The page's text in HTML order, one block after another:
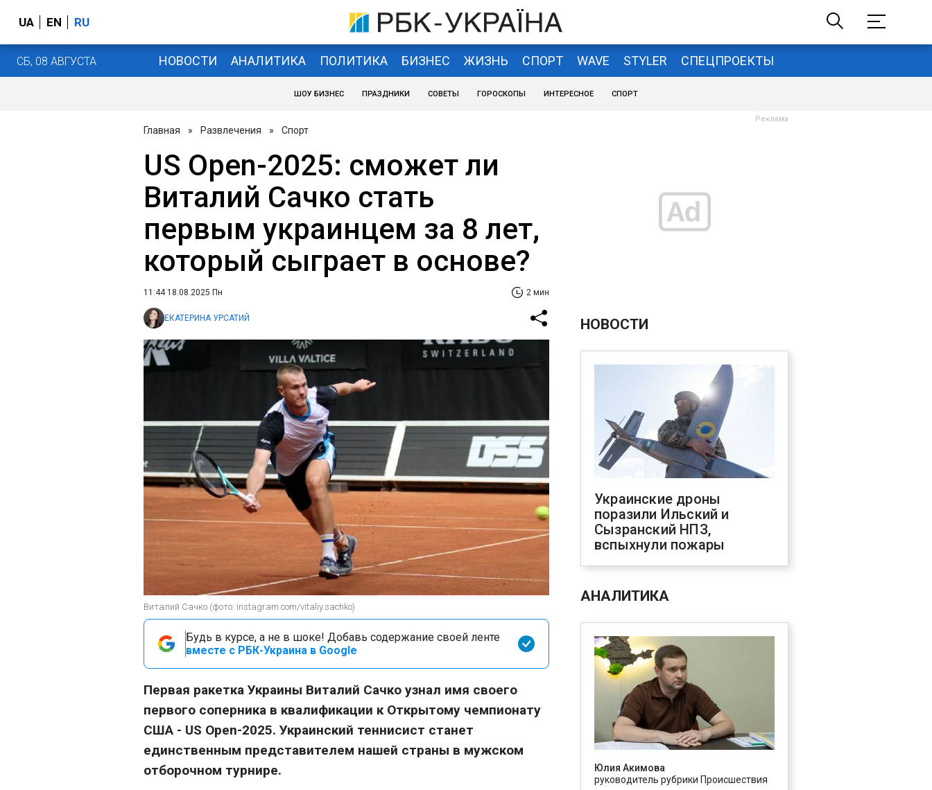
UA EN RU
СБ, 08 АВГУСТА НОВОСТИ АНАЛИТИКА ПОЛИТИКА БИЗНЕС ЖИЗНЬ СПОРТ WAVE STYLER СПЕЦПРОЕКТЫ
ШОУ БИЗНЕС ПРАЗДНИКИ СОВЕТЫ ГОРОСКОПЫ ИНТЕРЕСНОЕ СПОРТ
Главная » Развлечения » Спорт
US Open-2025: сможет ли
Виталий Сачко стать
первым украинцем за 8 лет,
который сыграет в основе?
11:44 18.08.2025 Пн 2 мин
ЕКАТЕРИНА УРСАТИЙ
Виталий Сачко (фото: instagram.com/vitaliy.sachko)
Будь в курсе, а не в шоке! Добавь содержание своей ленте
вместе с РБК-Украина в Google
Первая ракетка Украины Виталий Сачко узнал имя своего
первого соперника в квалификации к Открытому чемпионату
США - US Open-2025. Украинский теннисист станет
единственным представителем нашей страны в мужском
отборочном турнире.
НОВОСТИ
Украинские дроны
поразили Ильский и
Сызранский НПЗ,
вспыхнули пожары
АНАЛИТИКА
Юлия Акимова
руководитель рубрики Происшествия